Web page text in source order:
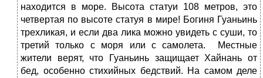
находится в море. Высота статуи 108 метров, это
четвертая по высоте статуя в мире! Богиня Гуаньинь
трехликая, и если два лика можно увидеть с суши, то
третий только с моря или с самолета. Местные
жители верят, что Гуаньинь защищает Хайнань от
бед, особенно стихийных бедствий. На самом деле